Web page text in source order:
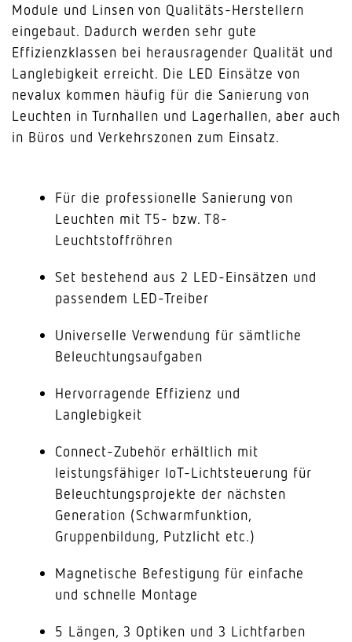
Module und Linsen von Qualitäts-Herstellern
eingebaut. Dadurch werden sehr gute
Effizienzklassen bei herausragender Qualität und
Langlebigkeit erreicht. Die LED Einsätze von
nevalux kommen häufig für die Sanierung von
Leuchten in Turnhallen und Lagerhallen, aber auch
in Büros und Verkehrszonen zum Einsatz.
Für die professionelle Sanierung von
Leuchten mit T5- bzw. T8-
Leuchtstoffröhren
Set bestehend aus 2 LED-Einsätzen und
passendem LED-Treiber
Universelle Verwendung für sämtliche
Beleuchtungsaufgaben
Hervorragende Effizienz und
Langlebigkeit
Connect-Zubehör erhältlich mit
leistungsfähiger IoT-Lichtsteuerung für
Beleuchtungsprojekte der nächsten
Generation (Schwarmfunktion,
Gruppenbildung, Putzlicht etc.)
Magnetische Befestigung für einfache
und schnelle Montage
5 Längen, 3 Optiken und 3 Lichtfarben